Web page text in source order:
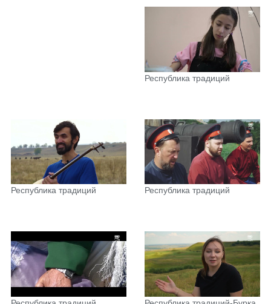
Республика традиций
Республика традиций Республика традиций